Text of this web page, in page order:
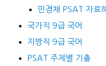
민경채 PSAT 자료
국가직 9급 국어
지방직 9급 국어
PSAT 주제별 기출